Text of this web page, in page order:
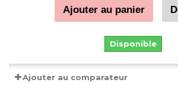
Ajouter au panier
Disponible
Ajouter au comparateur